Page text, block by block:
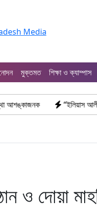
মুক্তমত শিক্ষা ও ক্যাম্পাস
“ইলিয়াস আলীকে অপহরণ-
ও দোয়া